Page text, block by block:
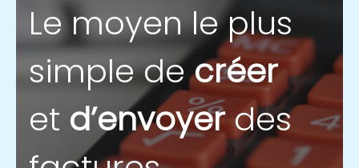
Le moyen le plus
simple decréer
et d’envoyerdes